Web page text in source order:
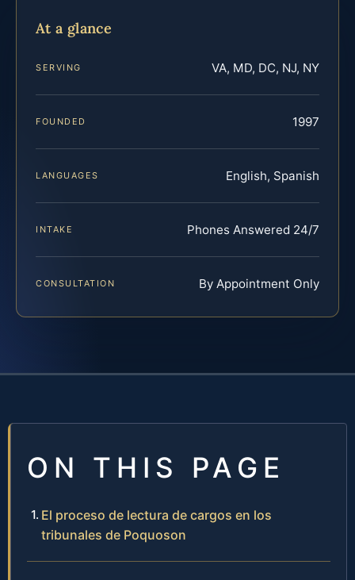
At a glance
SERVING VA, MD, DC, NJ, NY
FOUNDED 1997
LANGUAGES English, Spanish
INTAKE Phones Answered 24/7
CONSULTATION By Appointment Only
ON THIS PAGE
El proceso de lectura de cargos en los
tribunales de Poquoson